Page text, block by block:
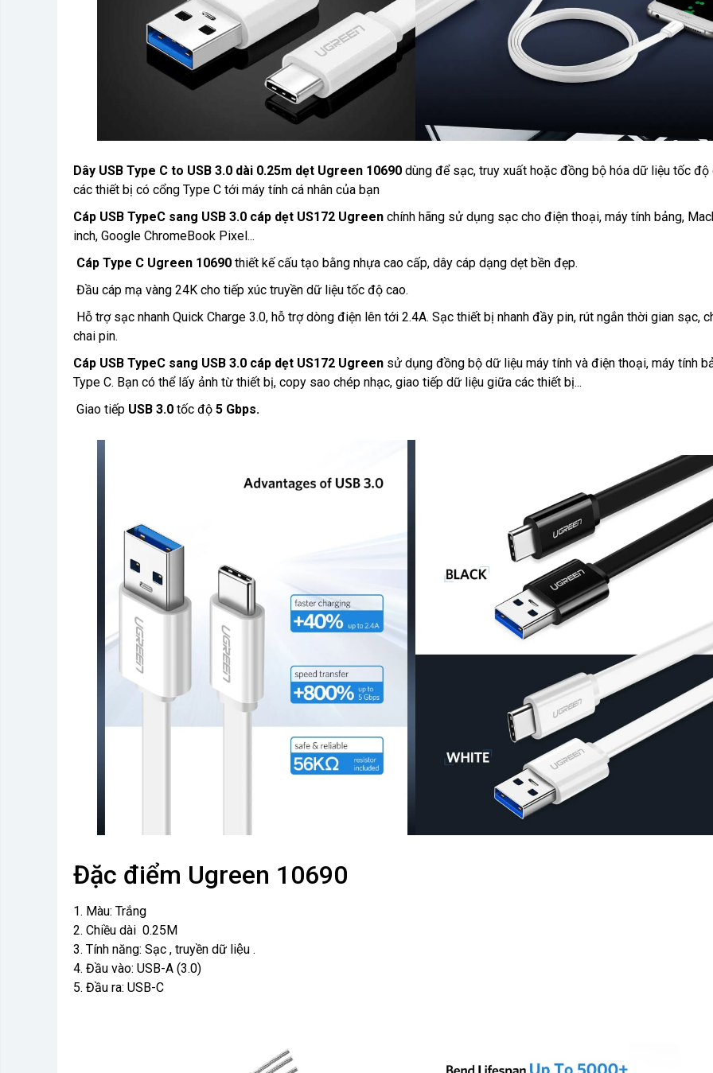
Dây USB Type C to USB 3.0 dài 0.25m dẹt Ugreen 10690 dùng để sạc, truy xuất hoặc đồng bộ hóa dữ liệu tốc độ
các thiết bị có cổng Type C tới máy tính cá nhân của bạn
Cáp USB TypeC sang USB 3.0 cáp dẹt US172 Ugreen chính hãng sử dụng sạc cho điện thoại, máy tính bảng,
inch, Google ChromeBook Pixel...
Cáp Type C Ugreen 10690 thiết kế cấu tạo bằng nhựa cao cấp, dây cáp dạng dẹt bền đẹp.
Đầu cáp mạ vàng 24K cho tiếp xúc truyền dữ liệu tốc độ cao.
Hỗ trợ sạc nhanh Quick Charge 3.0, hỗ trợ dòng điện lên tới 2.4A. Sạc thiết bị nhanh đầy pin, rút ngắn thời gian sạc,
chai pin.
Cáp USB TypeC sang USB 3.0 cáp dẹt US172 Ugreen sử dụng đồng bộ dữ liệu máy tính và điện thoại, máy tính
Type C. Bạn có thể lấy ảnh từ thiết bị, copy sao chép nhạc, giao tiếp dữ liệu giữa các thiết bị...
Giao tiếp USB 3.0 tốc độ 5 Gbps.
Đặc điểm Ugreen 10690
1. Màu: Trắng
2. Chiều dài 0.25M
3. Tính năng: Sạc , truyền dữ liệu .
4. Đầu vào: USB-A (3.0)
5. Đầu ra: USB-C